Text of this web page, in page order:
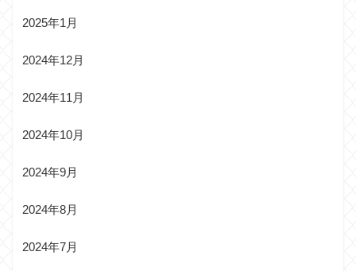
2025年1月
2024年12月
2024年11月
2024年10月
2024年9月
2024年8月
2024年7月